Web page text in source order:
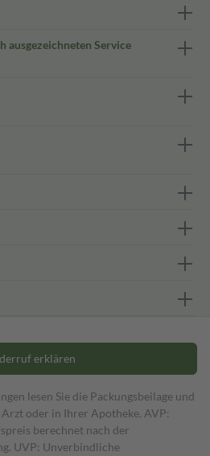
ausgezeichneten Service
erklären
lesen Sie die Packungsbeilage und
oder in Ihrer Apotheke. AVP:
berechnet nach der
UVP: Unverbindliche